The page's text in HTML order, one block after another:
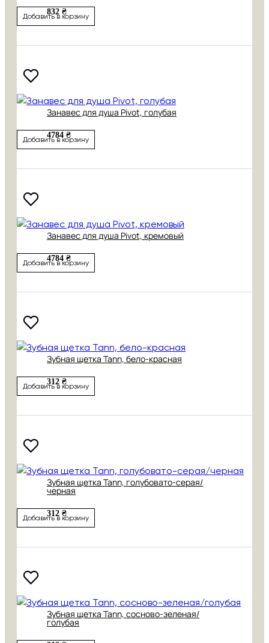
832 ₴
Добавить в корзину
Занавес для душа Pivot, голубая
4784 ₴
Добавить в корзину
Занавес для душа Pivot, кремовый
4784 ₴
Добавить в корзину
Зубная щетка Tann, бело-красная
312 ₴
Добавить в корзину
Зубная щетка Tann, голубовато-серая/
черная
312 ₴
Добавить в корзину
Зубная щетка Tann, сосново-зеленая/
голубая